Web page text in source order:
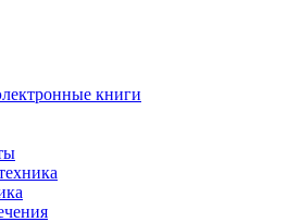
книги